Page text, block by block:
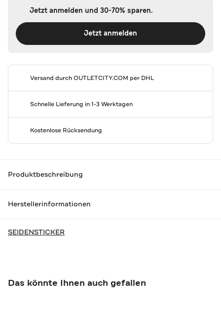
Jetzt anmelden und 30-70% sparen.
Jetzt anmelden
Versand durchOUTLETCITY.COM per DHL
Schnelle Lieferung in 1-3 Werktagen
Kostenlose Rücksendung
Produktbeschreibung
Herstellerinformationen
SEIDENSTICKER
Das könnte Ihnen auch gefallen